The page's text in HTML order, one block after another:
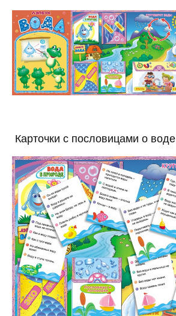
Карточки с пословицами о воде